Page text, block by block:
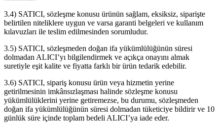
3.4) SATICI, sözleşme konusu ürünün sağlam, eksiksiz, siparişte
belirtilen niteliklere uygun ve varsa garanti belgeleri ve kullanım
kılavuzları ile teslim edilmesinden sorumludur.
3.5) SATICI, sözleşmeden doğan ifa yükümlülüğünün süresi
dolmadan ALICI’yı bilgilendirmek ve açıkça onayını almak
suretiyle eşit kalite ve fiyatta farklı bir ürün tedarik edebilir.
3.6) SATICI, sipariş konusu ürün veya hizmetin yerine
getirilmesinin imkânsızlaşması halinde sözleşme konusu
yükümlülüklerini yerine getiremezse, bu durumu, sözleşmeden
doğan ifa yükümlülüğünün süresi dolmadan tüketiciye bildirir ve 10
günlük süre içinde toplam bedeli ALICI’ya iade eder.